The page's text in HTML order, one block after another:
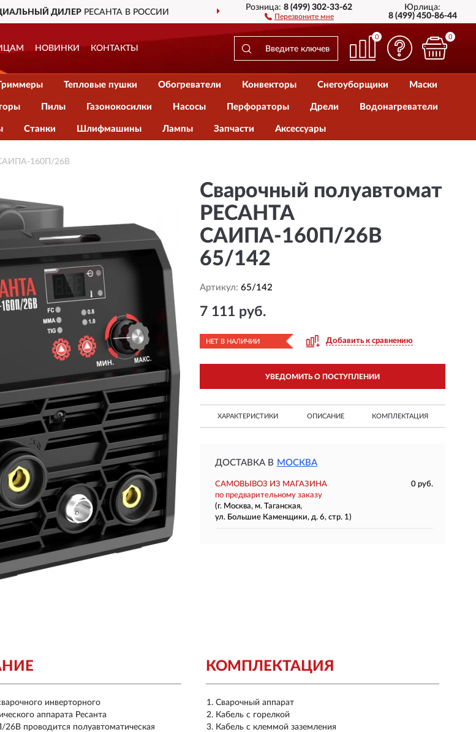
ДИЛЕРРЕСАНТА В РОССИИ ДОСТАВИМ ПО ВСЕЙ РОССИИ
Розница:8 (499) 302-33-62
Перезвоните мне
Юрлица:
8 (499) 450-86-44
НОВИНКИ КОНТАКТЫ
0 0
Тепловые пушки Обогреватели Конвекторы Снегоуборщики Маски
Пилы Газонокосилки Насосы Перфораторы Дрели Водонагреватели
Станки Шлифмашины Лампы Запчасти Аксессуары
160П/26В
Сварочный полуавтомат
РЕСАНТА
САИПА-160П/26В
65/142
Артикул: 65/142
7 111 руб.
НЕТ В НАЛИЧИИ Добавить к сравнению
УВЕДОМИТЬ О ПОСТУПЛЕНИИ
ХАРАКТЕРИСТИКИ ОПИСАНИЕ КОМПЛЕКТАЦИЯ
ДОСТАВКА В МОСКВА
САМОВЫВОЗ ИЗ МАГАЗИНА
0 руб.
по предварительному заказу
(г. Москва, м. Таганская,
ул. Большие Каменщики, д. 6, стр. 1)
КОМПЛЕКТАЦИЯ
Сварочный аппарат
Кабель с горелкой
Кабель с клеммой заземления
инверторного
аппарата Ресанта
проводится полуавтоматическая